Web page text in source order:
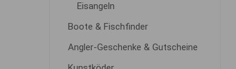
Eisangeln
Boote & Fischfinder
Angler-Geschenke & Gutscheine